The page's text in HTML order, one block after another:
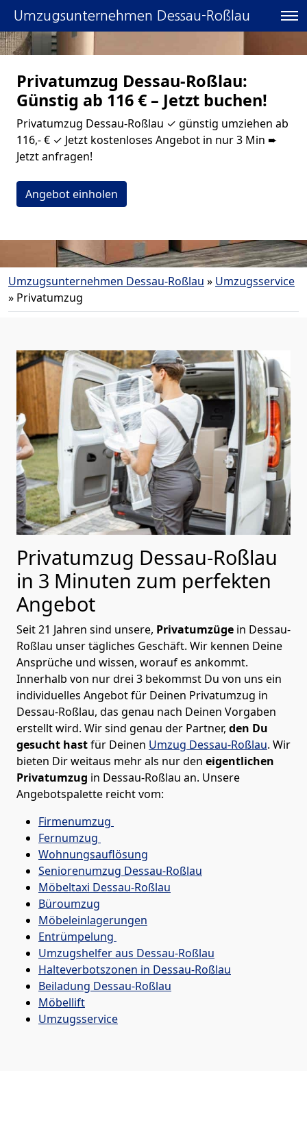
Umzugsunternehmen Dessau-Roßlau
Privatumzug Dessau-Roßlau:
Günstig ab 116 € – Jetzt buchen!
Privatumzug Dessau-Roßlau ✓ günstig umziehen ab
116,- € ✓ Jetzt kostenloses Angebot in nur 3 Min ➨
Jetzt anfragen!
Angebot einholen
Umzugsunternehmen Dessau-Roßlau » Umzugsservice
» Privatumzug
Privatumzug Dessau-Roßlau
in 3 Minuten zum perfekten
Angebot
Seit 21 Jahren sind unsere, Privatumzüge in Dessau-
Roßlau unser tägliches Geschäft. Wir kennen Deine
Ansprüche und wissen, worauf es ankommt.
Innerhalb von nur drei 3 bekommst Du von uns ein
individuelles Angebot für Deinen Privatumzug in
Dessau-Roßlau, das genau nach Deinen Vorgaben
erstellt wird. Wir sind genau der Partner, den Du
gesucht hastfür Deinen Umzug Dessau-Roßlau. Wir
bieten Dir weitaus mehr als nur den eigentlichen
Privatumzug in Dessau-Roßlau an. Unsere
Angebotspalette reicht vom:
Firmenumzug
Fernumzug
Wohnungsauflösung
Seniorenumzug Dessau-Roßlau
Möbeltaxi Dessau-Roßlau
Büroumzug
Möbeleinlagerungen
Entrümpelung
Umzugshelfer aus Dessau-Roßlau
Halteverbotszonen in Dessau-Roßlau
Beiladung Dessau-Roßlau
Möbellift
Umzugsservice